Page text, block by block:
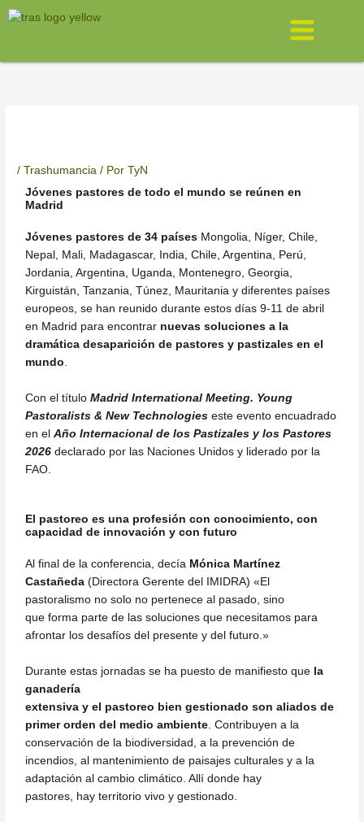
/Trashumancia / PorTyN
Jóvenes pastores de todo el mundo se reúnen en
Madrid
Jóvenes pastores de 34 países Mongolia, Níger, Chile,
Nepal, Mali, Madagascar, India, Chile, Argentina, Perú,
Jordania, Argentina, Uganda, Montenegro, Georgia,
Kirguistán, Tanzania, Túnez, Mauritania y diferentes países
europeos, se han reunido durante estos días 9-11 de abril
en Madrid para encontrar nuevas soluciones a la
dramática desaparición de pastores y pastizales en el
mundo.
Con el títuloMadrid International Meeting. Young
Pastoralists & New Technologies este evento encuadrado
en elAño Internacional de los Pastizales y los Pastores
2026 declarado por las Naciones Unidos y liderado por la
FAO.
El pastoreo es una profesión con conocimiento, con
capacidad de innovación y con futuro
Al final de la conferencia, decía Mónica Martínez
Castañeda (Directora Gerente del IMIDRA) «El
pastoralismo no solo no pertenece al pasado, sino
que forma parte de las soluciones que necesitamos para
afrontar los desafíos del presente y del futuro.»
Durante estas jornadas se ha puesto de manifiesto que la
ganadería
extensiva y el pastoreo bien gestionado son aliados de
primer orden del medio ambiente . Contribuyen a la
conservación de la biodiversidad, a la prevención de
incendios, al mantenimiento de paisajes culturales y a la
adaptación al cambio climático. Allí donde hay
pastores, hay territorio vivo y gestionado.